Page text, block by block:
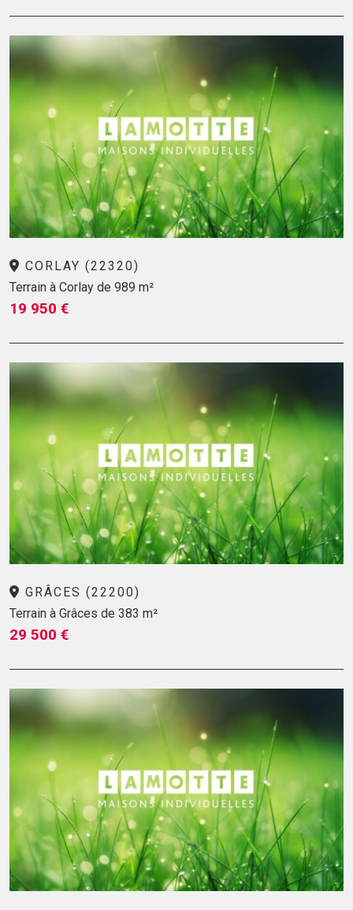
CORLAY (22320)
Terrain à Corlay de 989 m²
19 950 €
GRÂCES (22200)
Terrain à Grâces de 383 m²
29 500 €